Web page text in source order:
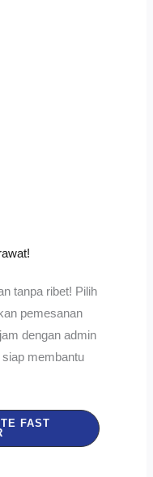
tanpa ribet! Pilih
pemesanan
dengan admin
membantu
FAST